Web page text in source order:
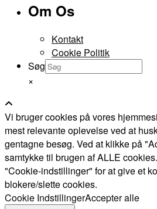
Om Os
Kontakt
Cookie Politik
Søg
×
Vi bruger cookies på vores
mest relevante oplevelse ved at
gentagne besøg. Ved at klikke på
samtykke til brugen af ALLE
"Cookie-indstillinger" for at give et
blokere/slette cookies.
Cookie IndstillingerAccepter alle